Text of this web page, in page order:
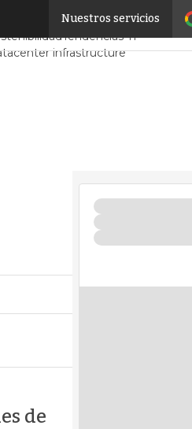
Nuestros servicios
CPD y MercadoProyectos
Tendencias TI
infrastructure
de